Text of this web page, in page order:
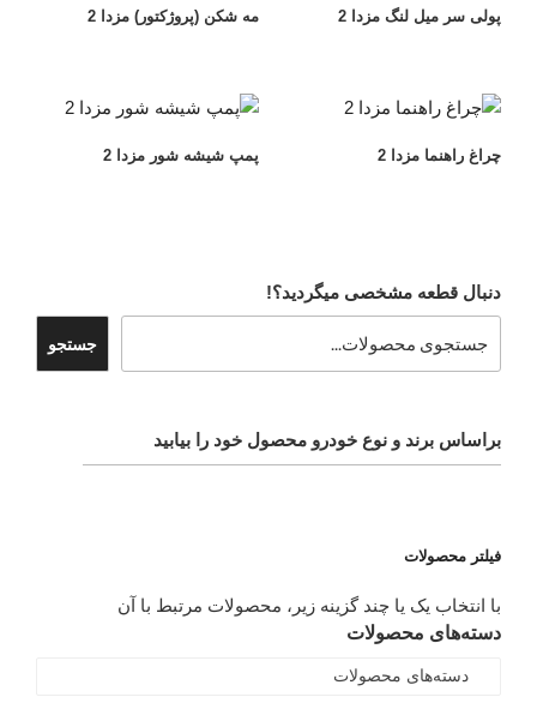
پولی سر میل لنگ مزدا 2 مه شکن (پروژکتور) مزدا 2
چراغ راهنما مزدا 2 پمپ شیشه شور مزدا 2
دنبال قطعه مشخصی میگردید؟!
جستجو
براساس برند و نوع خودرو محصول خود را بیابید
فیلتر محصولات
با انتخاب یک یا چند گزینه زیر، محصولات مرتبط با آن
دسته‌های محصولات
دسته‌های محصولات